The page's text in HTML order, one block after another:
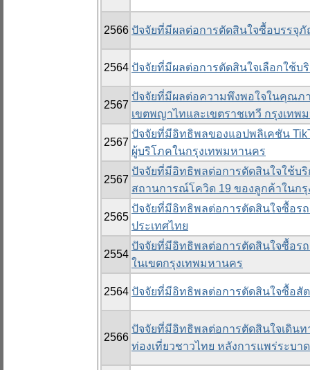
2566 ปัจจัยที่มีผลต่อการตัดสินใจซื้อบรรจุ
2564 ปัจจัยที่มีผลต่อการตัดสินใจเลือกใช้บ
2567
ปัจจัยที่มีผลต่อความพึงพอใจในคุณภ
เขตพญาไทและเขตราชเทวี กรุงเทพ
2567
ปัจจัยที่มีอิทธิพลของแอปพลิเคชัน
ผู้บริโภคในกรุงเทพมหานคร
2567
ปัจจัยที่มีอิทธิพลต่อการตัดสินใจใช้บ
สถานการณ์โควิด 19 ของลูกค้าในก
2565
ปัจจัยที่มีอิทธิพลต่อการตัดสินใจซื้อรถ
ประเทศไทย
2554
ปัจจัยที่มีอิทธิพลต่อการตัดสินใจซื้อรถ
ในเขตกรุงเทพมหานคร
2564 ปัจจัยที่มีอิทธิพลต่อการตัดสินใจซื้อสัต
2566
ปัจจัยที่มีอิทธิพลต่อการตัดสินใจเดินท
ท่องเที่ยวชาวไทย หลังการแพร่ระบา